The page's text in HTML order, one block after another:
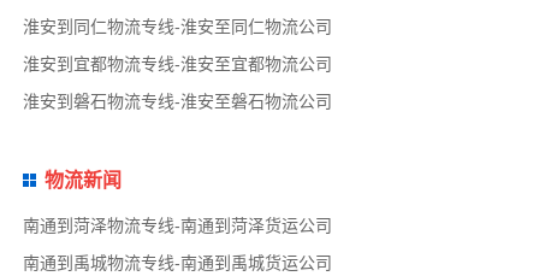
淮安到同仁物流专线-淮安至同仁物流公司
淮安到宜都物流专线-淮安至宜都物流公司
淮安到磐石物流专线-淮安至磐石物流公司
物流新闻
南通到菏泽物流专线-南通到菏泽货运公司
南通到禹城物流专线-南通到禹城货运公司